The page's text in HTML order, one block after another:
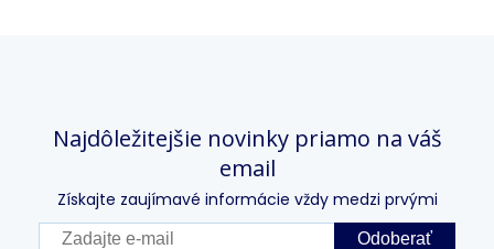
Najdôležitejšie novinky priamo na váš
email
Získajte zaujímavé informácie vždy medzi prvými
Odoberať